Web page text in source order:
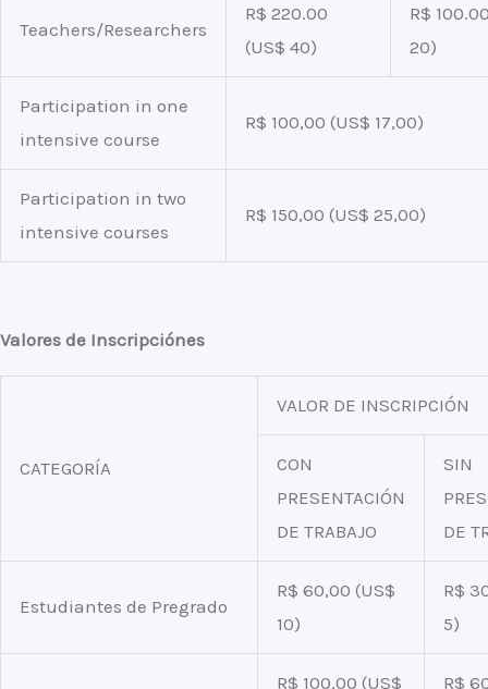
Teachers/Researchers
R$ 220.00
(US$ 40)
R$
20)
Participation in one
intensive course
R$ 100,00 (US$ 17,00)
Participation in two
intensive courses
R$ 150,00 (US$ 25,00)
Valores de Inscripciónes
CATEGORÍA
VALOR DE INSCRIPCIÓN
CON
PRESENTACIÓN
DE TRABAJO
SIN
DE
Estudiantes de Pregrado
R$ 60,00 (US$
10)
R$
5)
R$ 100,00 (US$
R$